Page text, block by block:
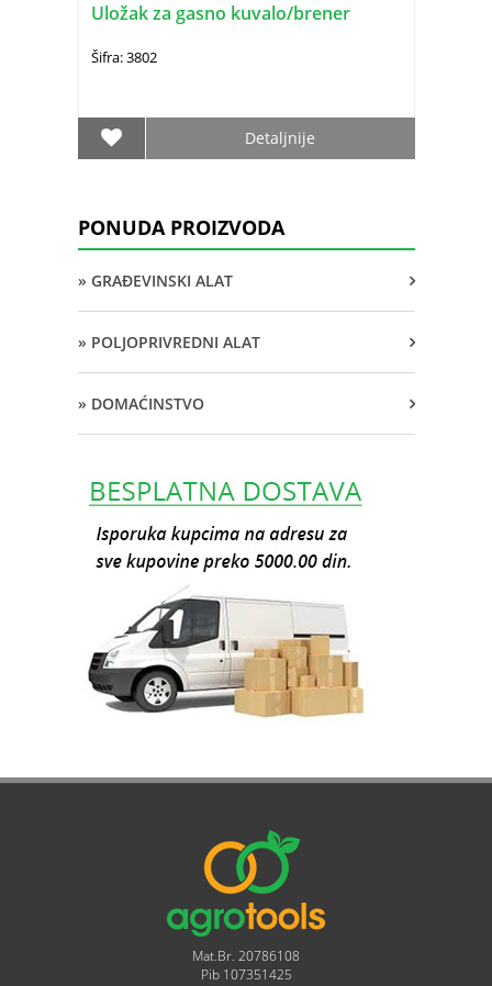
Uložak za gasno kuvalo/brener
Šifra: 3802
Detaljnije
PONUDA PROIZVODA
» GRAĐEVINSKI ALAT
» POLJOPRIVREDNI ALAT
» DOMAĆINSTVO
Mat.Br. 20786108
Pib 107351425